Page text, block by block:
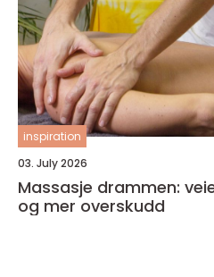
inspiration
03. July 2026
Massasje drammen:
og mer overskudd